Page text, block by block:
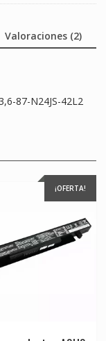
Valoraciones (2)
87-N24JS-42L2
¡OFERTA!